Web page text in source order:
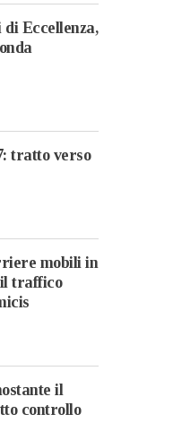
cuscus per
Eccellenza,
tratto verso
mobili in
traffico
il
controllo